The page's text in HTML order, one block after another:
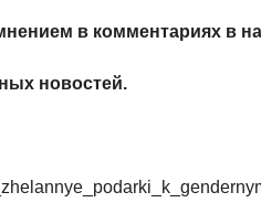
в комментариях в
новостей.